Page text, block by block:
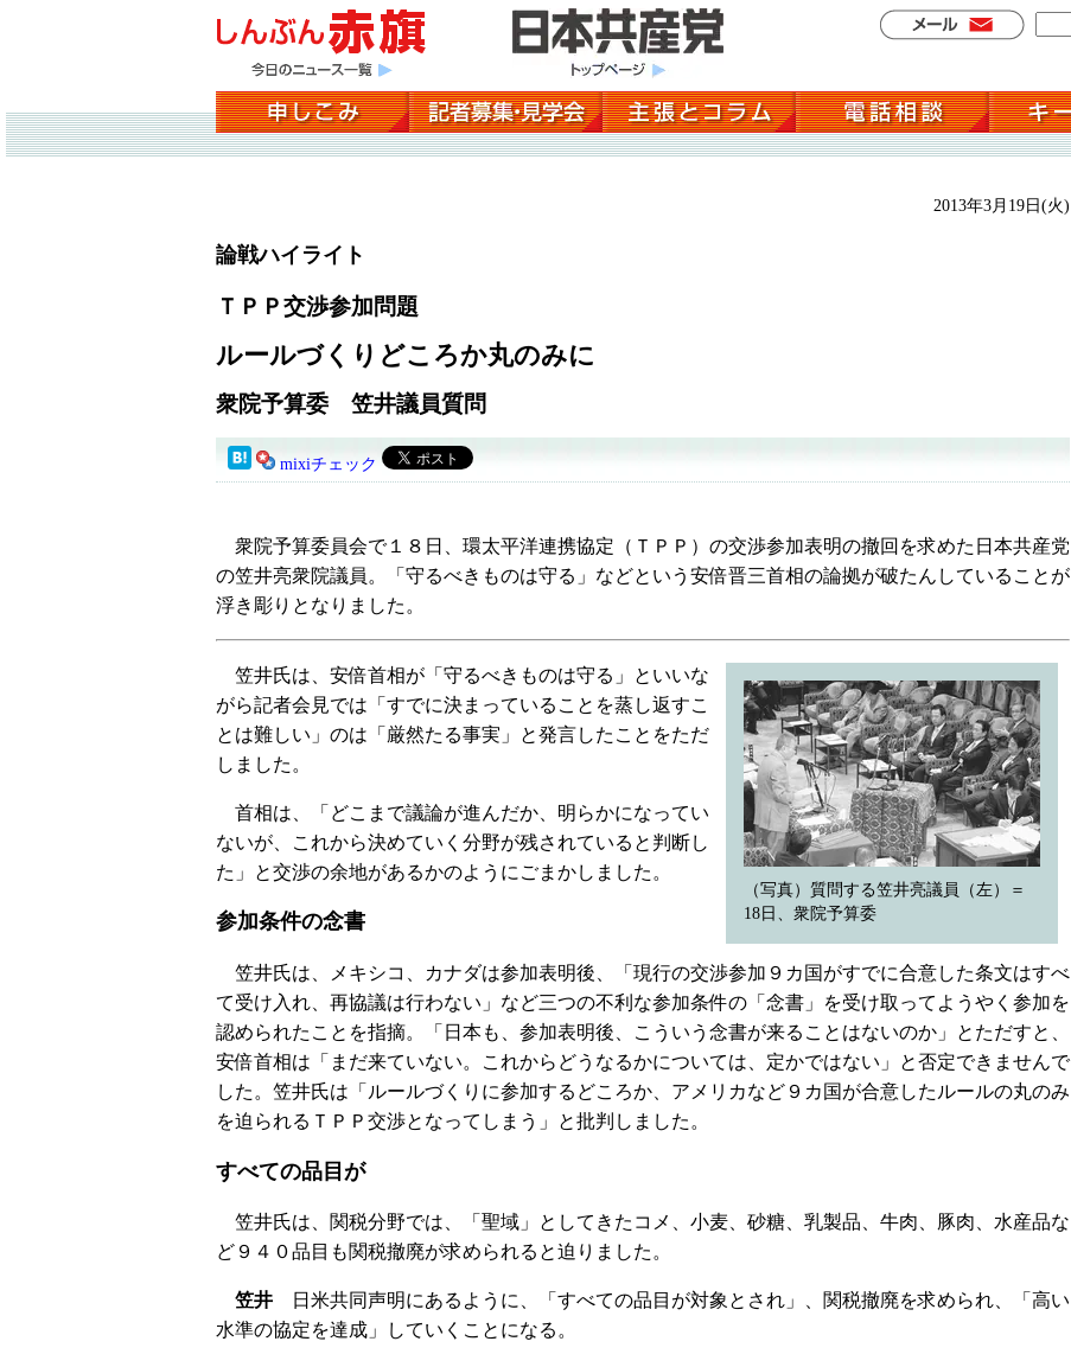
2013年3月19日(火)
論戦ハイライト
ＴＰＰ交渉参加問題
ルールづくりどころか丸のみに
衆院予算委 笠井議員質問
mixiチェック
衆院予算委員会で１８日、環太平洋連携協定（ＴＰＰ）の交渉参加表明の撤回を求めた日本共産党
の笠井亮衆院議員。「守るべきものは守る」などという安倍晋三首相の論拠が破たんしていることが
浮き彫りとなりました。
（写真）質問する笠井亮議員（左）＝
18日、衆院予算委
笠井氏は、安倍首相が「守るべきものは守る」といいな
がら記者会見では「すでに決まっていることを蒸し返すこ
とは難しい」のは「厳然たる事実」と発言したことをただ
しました。
首相は、「どこまで議論が進んだか、明らかになってい
ないが、これから決めていく分野が残されていると判断し
た」と交渉の余地があるかのようにごまかしました。
参加条件の念書
笠井氏は、メキシコ、カナダは参加表明後、「現行の交渉参加９カ国がすでに合意した条文はすべ
て受け入れ、再協議は行わない」など三つの不利な参加条件の「念書」を受け取ってようやく参加を
認められたことを指摘。「日本も、参加表明後、こういう念書が来ることはないのか」とただすと、
安倍首相は「まだ来ていない。これからどうなるかについては、定かではない」と否定できませんで
した。笠井氏は「ルールづくりに参加するどころか、アメリカなど９カ国が合意したルールの丸のみ
を迫られるＴＰＰ交渉となってしまう」と批判しました。
すべての品目が
笠井氏は、関税分野では、「聖域」としてきたコメ、小麦、砂糖、乳製品、牛肉、豚肉、水産品な
ど９４０品目も関税撤廃が求められると迫りました。
笠井 日米共同声明にあるように、「すべての品目が対象とされ」、関税撤廃を求められ、「高い
水準の協定を達成」していくことになる。